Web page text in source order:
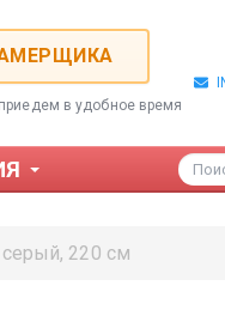
в удобное время
220 см